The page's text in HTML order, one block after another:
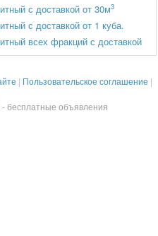
с доставкой от 30м3
с доставкой от 1 куба.
всех фракций с доставкой
| Пользовательское соглашение |
- бесплатные объявления